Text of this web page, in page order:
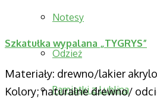
Notesy
Odzież
Pamiątki z Lublina
Szkatułka wypalana „TYGRYS”
Materiały: drewno/lakier
Kolory; naturalne drewno/